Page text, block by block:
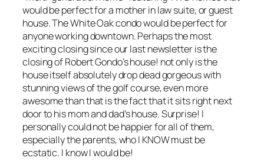
would be perfect for a mother in law suite, or guest
house. The White Oak condo would be perfect for
anyone working downtown. Perhaps the most
exciting closing since our last newsletter is the
closing of Robert Gondo’s house! not only is the
house itself absolutely drop dead gorgeous with
stunning views of the golf course, even more
awesome than that is the fact that it sits right next
door to his mom and dad’s house. Surprise! I
personally could not be happier for all of them,
especially the parents, who I KNOW must be
ecstatic. I know I would be!